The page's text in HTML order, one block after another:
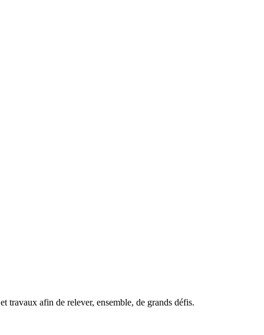
travaux afin de relever, ensemble, de grands défis.